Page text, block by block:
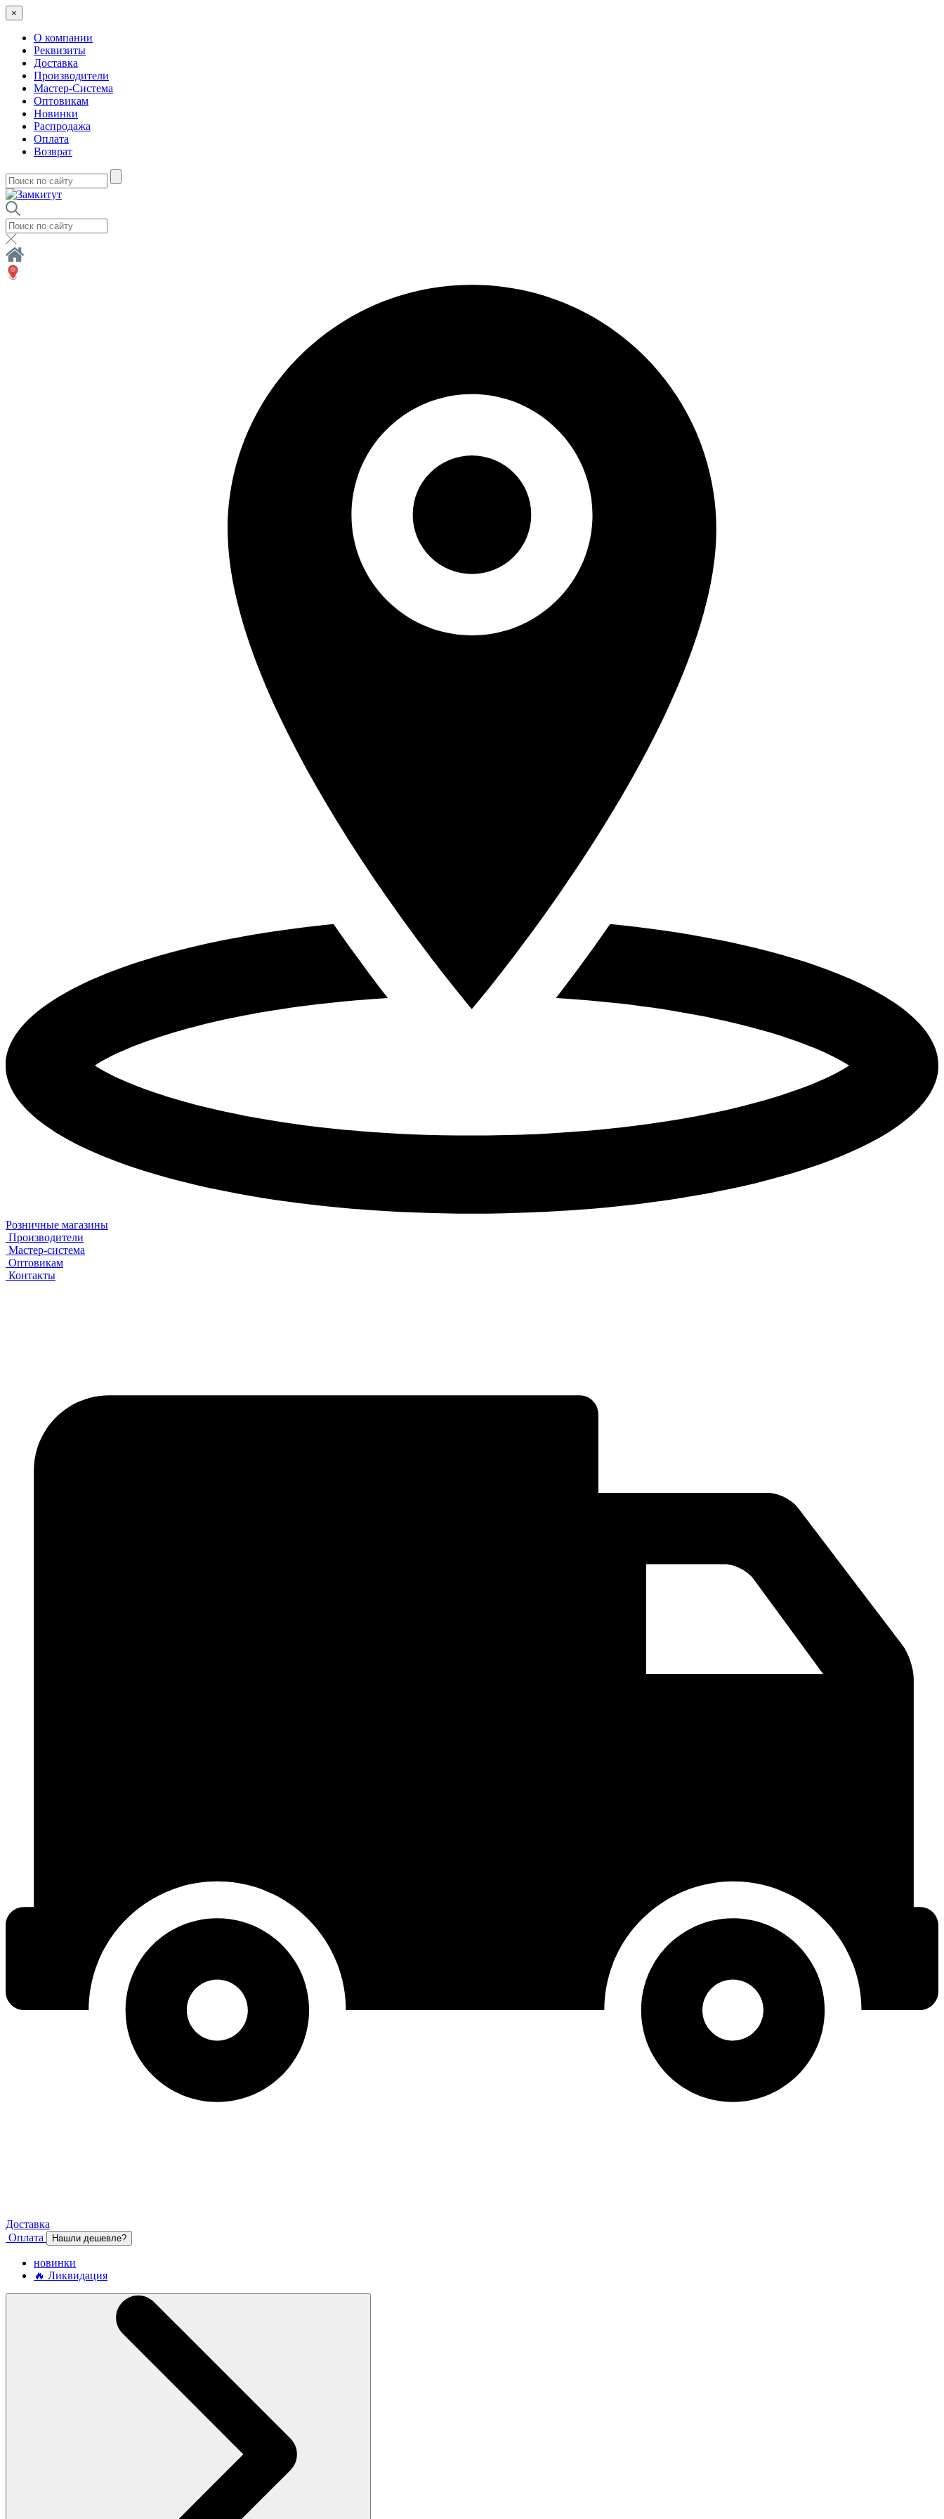
×
О компании
Реквизиты
Доставка
Производители
Мастер-Система
Оптовикам
Новинки
Распродажа
Оплата
Возврат
Розничные магазины
Производители
Мастер-система
Оптовикам
Контакты
Доставка
Оплата
Нашли дешевле?
новинки
🔥 Ликвидация